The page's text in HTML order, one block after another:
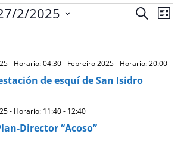
BUSCA
E
VISTAS
Procurar
DE
Lista
2/2025
de esquí de San Isidro
- Horario: 04:30- Febreiro 2025 - Horario: 20:00
Director “Acoso”
- Horario: 11:40- 12:40